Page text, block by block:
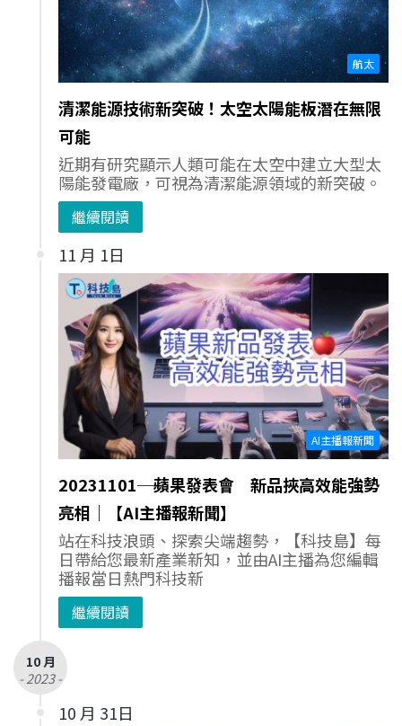
航太
清潔能源技術新突破！太空太陽能板潛在無限
可能
近期有研究顯示人類可能在太空中建立大型太
陽能發電廠，可視為清潔能源領域的新突破。
繼續閱讀
11 月 1日
AI主播報新聞
20231101─蘋果發表會 新品挾高效能強勢
亮相｜【AI主播報新聞】
站在科技浪頭、探索尖端趨勢，【科技島】每
日帶給您最新產業新知，並由AI主播為您編輯
播報當日熱門科技新
繼續閱讀
10 月
- 2023 -
10 月 31日